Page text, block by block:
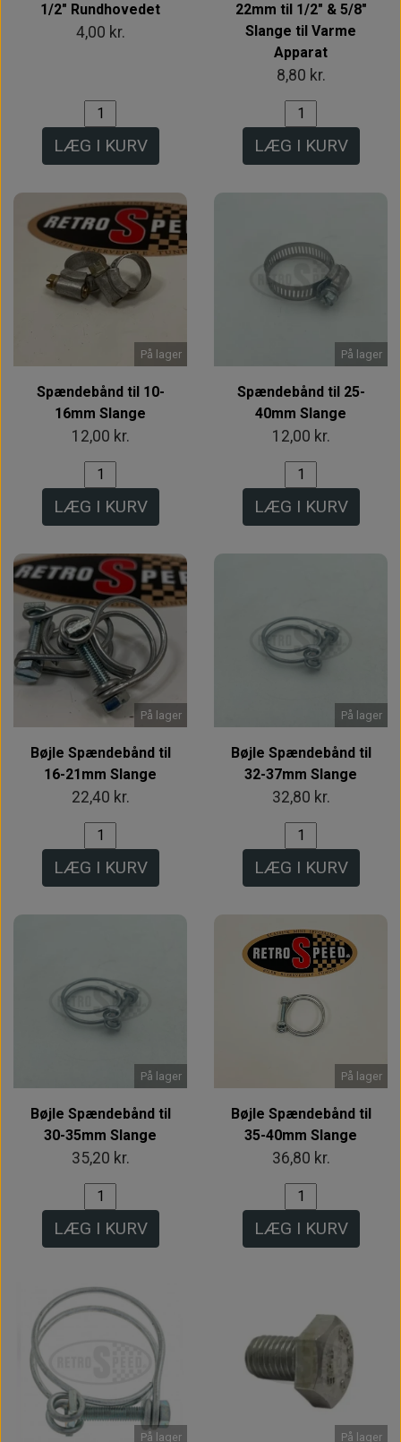
1/2" Rundhovedet
4,00 kr.
LÆG I KURV
22mm til 1/2" & 5/8"
Slange til Varme
Apparat
8,80 kr.
LÆG I KURV
På lager
Spændebånd til 10-
16mm Slange
12,00 kr.
LÆG I KURV
På lager
Spændebånd til 25-
40mm Slange
12,00 kr.
LÆG I KURV
På lager
Bøjle Spændebånd til
16-21mm Slange
22,40 kr.
LÆG I KURV
På lager
Bøjle Spændebånd til
32-37mm Slange
32,80 kr.
LÆG I KURV
På lager
Bøjle Spændebånd til
30-35mm Slange
35,20 kr.
LÆG I KURV
På lager
Bøjle Spændebånd til
35-40mm Slange
36,80 kr.
LÆG I KURV
På lager På lager